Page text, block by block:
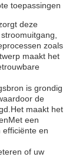
toepassingen
deze
zoals
maakt het
is grondig
de
maakt het
een
en
of uw